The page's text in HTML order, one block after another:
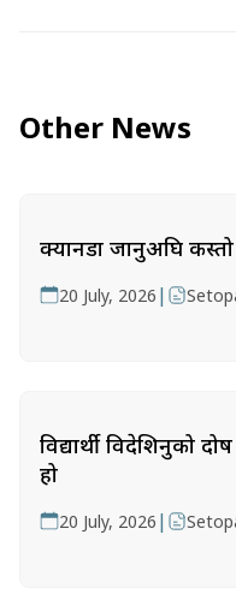
Other News
क्यानडा जानुअघि कस्तो
20 July, 2026 |
विद्यार्थी विदेशिनुको
हो
20 July, 2026 |